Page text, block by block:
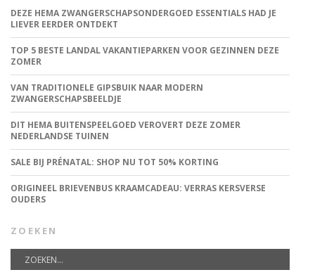
DEZE HEMA ZWANGERSCHAPSONDERGOED ESSENTIALS HAD JE
LIEVER EERDER ONTDEKT
TOP 5 BESTE LANDAL VAKANTIEPARKEN VOOR GEZINNEN DEZE
ZOMER
VAN TRADITIONELE GIPSBUIK NAAR MODERN
ZWANGERSCHAPSBEELDJE
DIT HEMA BUITENSPEELGOED VEROVERT DEZE ZOMER
NEDERLANDSE TUINEN
SALE BIJ PRÉNATAL: SHOP NU TOT 50% KORTING
ORIGINEEL BRIEVENBUS KRAAMCADEAU: VERRAS KERSVERSE
OUDERS
ZOEKEN